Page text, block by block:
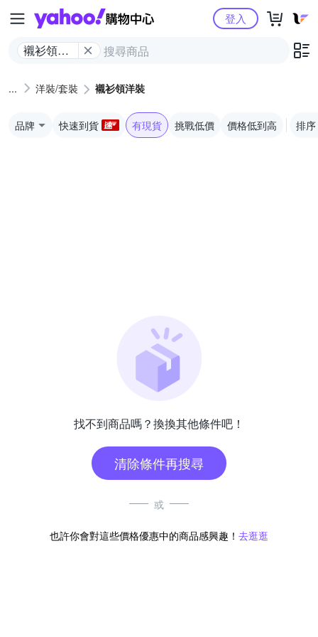
Yahoo購物中心
襯衫領洋
登入
洋裝/套裝 襯衫領洋裝
品牌 快速到貨 有現貨 挑戰低價 價格低到高 排序
找不到商品嗎？換換其他條件吧！
清除條件再搜尋
或
也許你會對這些價格優惠中的商品感興趣！ 去逛逛